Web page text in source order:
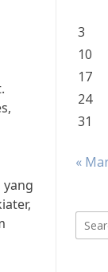
3
10
17
24
31
«
for: